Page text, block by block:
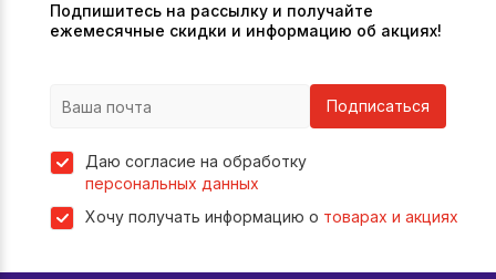
Подпишитесь на рассылку и получайте
ежемесячные скидки и информацию об акциях!
Подписаться
Даю согласие на обработку
персональных данных
Хочу получать информацию о товарах и акциях